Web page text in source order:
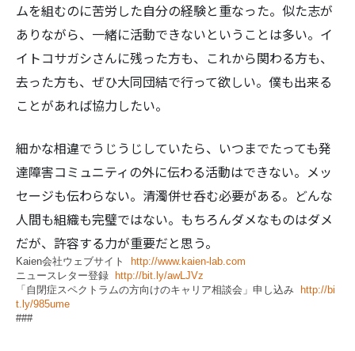
ムを組むのに苦労した自分の経験と重なった。似た志が
ありながら、一緒に活動できないということは多い。イ
イトコサガシさんに残った方も、これから関わる方も、
去った方も、ぜひ大同団結で行って欲しい。僕も出来る
ことがあれば協力したい。
細かな相違でうじうじしていたら、いつまでたっても発
達障害コミュニティの外に伝わる活動はできない。メッ
セージも伝わらない。清濁併せ呑む必要がある。どんな
人間も組織も完璧ではない。もちろんダメなものはダメ
だが、許容する力が重要だと思う。
Kaien会社ウェブサイト
http://www.kaien-lab.com
ニュースレター登録
http://bit.ly/awLJVz
「自閉症スペクトラムの方向けのキャリア相談会」申し込み
http://bi
t.ly/985ume
###